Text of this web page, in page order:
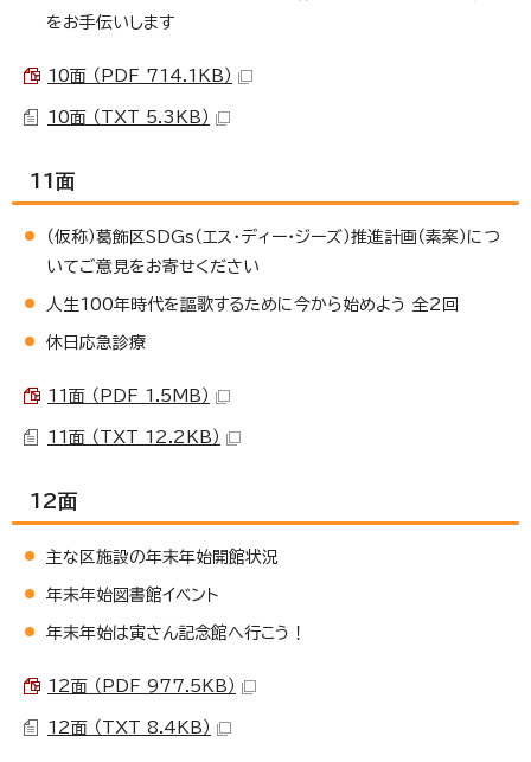
をお手伝いします
10面 （PDF 714.1KB）
10面 （TXT 5.3KB）
11面
（仮称）葛飾区SDGs（エス・ディー・ジーズ）推進計画（素案）につ
いてご意見をお寄せください
人生100年時代を謳歌するために今から始めよう 全2回
休日応急診療
11面 （PDF 1.5MB）
11面 （TXT 12.2KB）
12面
主な区施設の年末年始開館状況
年末年始図書館イベント
年末年始は寅さん記念館へ行こう！
12面 （PDF 977.5KB）
12面 （TXT 8.4KB）